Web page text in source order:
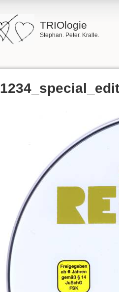
TRIOlogie
Stephan. Peter. Kralle.